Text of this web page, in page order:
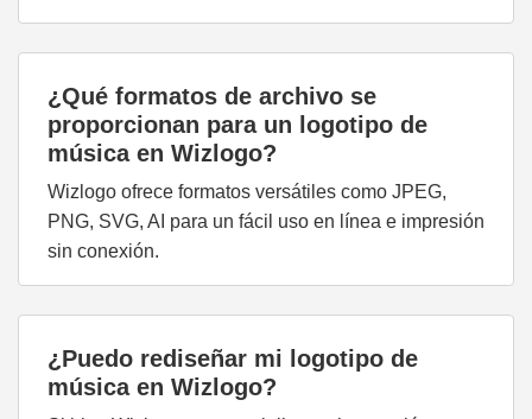
¿Qué formatos de archivo se
proporcionan para un logotipo de
música en Wizlogo?
Wizlogo ofrece formatos versátiles como JPEG,
PNG, SVG, AI para un fácil uso en línea e impresión
sin conexión.
¿Puedo rediseñar mi logotipo de
música en Wizlogo?